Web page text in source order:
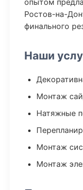
опытом
Ростов-на-
финального
Наши
Монтаж
Натяжные
Монтаж
Монтаж